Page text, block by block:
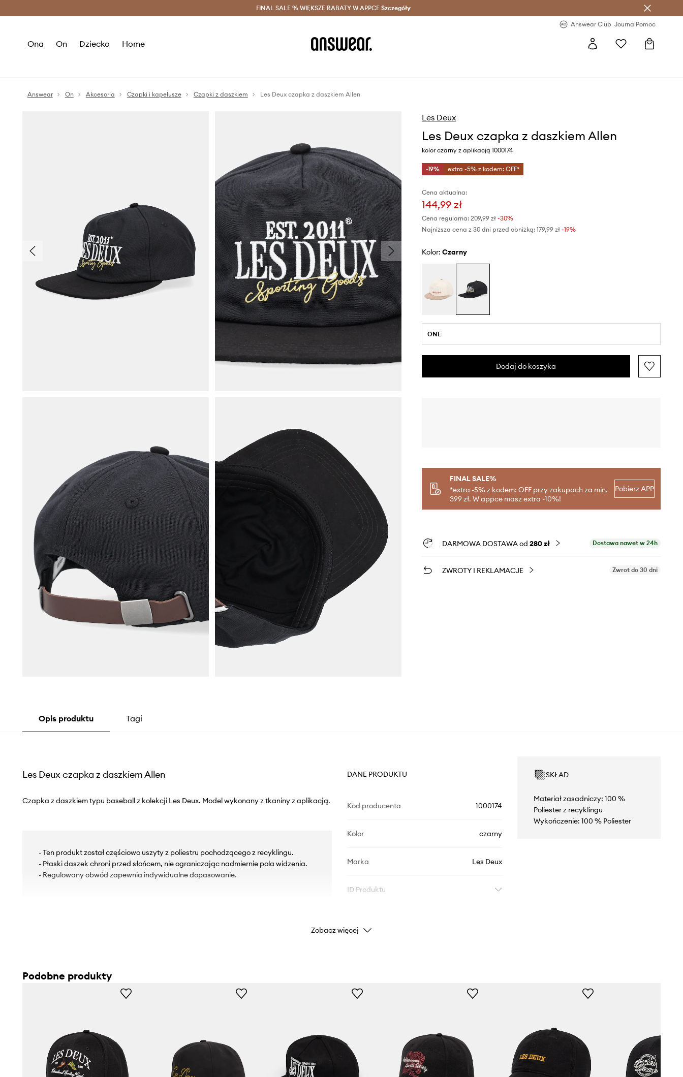
Oszczędzaj z Answear Club > Dostawa nawet w 24h >
FINAL SALE % WIĘKSZE RABATY W APPCE Szczegóły
Answear Club JournalPomoc
Ona On Dziecko Home
Answear On Akcesoria Czapki i kapelusze Czapki z daszkiem Les Deux czapka z daszkiem Allen
Les Deux
Les Deux czapka z daszkiem Allen
kolor czarny z aplikacją 1000174
-19% extra -5% z kodem: OFF*
Cena aktualna:
144,99 zł
Cena regularna: 209,99 zł-30%
Najniższa cena z 30 dni przed obniżką: 179,99 zł -19%
Kolor: czarny
ONE
Dodaj do koszyka
FINAL SALE%
*extra -5% z kodem: OFF przy zakupach za min.
399 zł. W appce masz extra -10%!
Pobierz APP
DARMOWA DOSTAWA od 280 zł Dostawa nawet w 24h
ZWROTY I REKLAMACJE Zwrot do 30 dni
Opis produktu Tagi
Les Deux czapka z daszkiem Allen
Czapka z daszkiem typu baseball z kolekcji Les Deux. Model wykonany z tkaniny z aplikacją.
- Ten produkt został częściowo uszyty z poliestru pochodzącego z recyklingu.
- Płaski daszek chroni przed słońcem, nie ograniczając nadmiernie pola widzenia.
- Regulowany obwód zapewnia indywidualne dopasowanie.
DANE PRODUKTU
Kod producenta 1000174
Kolor czarny
Marka Les Deux
ID Produktu
SKŁAD
Materiał zasadniczy: 100 %
Poliester z recyklingu
Wykończenie: 100 % Poliester
Zobacz więcej
Podobne produkty